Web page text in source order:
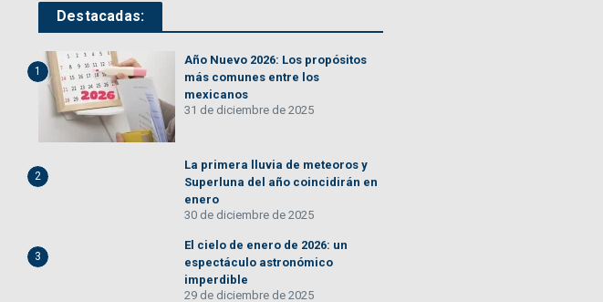
Destacadas:
1
Año Nuevo 2026: Los propósitos
más comunes entre los
mexicanos
31 de diciembre de 2025
2
La primera lluvia de meteoros y
Superluna del año coincidirán en
enero
30 de diciembre de 2025
3
El cielo de enero de 2026: un
espectáculo astronómico
imperdible
29 de diciembre de 2025